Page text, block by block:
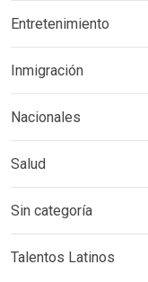
Entretenimiento
Inmigración
Nacionales
Salud
Sin categoría
Talentos Latinos